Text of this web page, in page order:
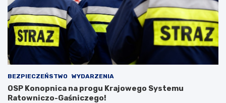
BEZPIECZEŃSTWO WYDARZENIA
OSP Konopnica na progu Krajowego Systemu
Ratowniczo-Gaśniczego!